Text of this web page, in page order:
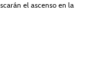
el ascenso en la